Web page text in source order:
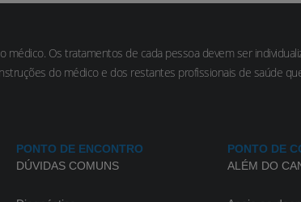
Os tratamentos de cada pessoa devem ser
do médico e dos restantes profissionais de saúde
PONTO DE ENCONTRO
DÚVIDAS COMUNS
PONTO DE
ALÉM DO